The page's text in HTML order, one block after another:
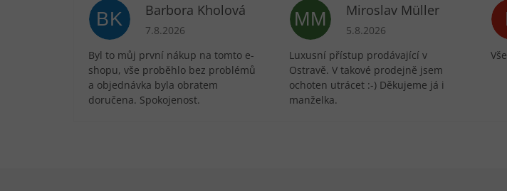
BK Barbora Kholová
Hodnocení obchodu je 5 z 5 hvězdiček.
7.8.2026
Byl to můj první nákup na tomto e-
shopu, vše proběhlo bez problémů
a objednávka byla obratem
doručena. Spokojenost.
MM Miroslav Müller
Hodnocení obchodu je 5 z 5
5.8.2026
Luxusní přístup prodávající v
Ostravě. V takové prodejně jsem
ochoten utrácet :-) Děkujeme já i
manželka.